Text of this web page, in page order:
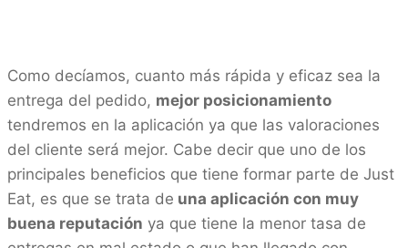
Como decíamos, cuanto más rápida y eficaz sea la
entrega del pedido, mejor posicionamiento
tendremos en la aplicación ya que las valoraciones
del cliente será mejor. Cabe decir que uno de los
principales beneficios que tiene formar parte de Just
Eat, es que se trata de una aplicación con muy
buena reputación ya que tiene la menor tasa de